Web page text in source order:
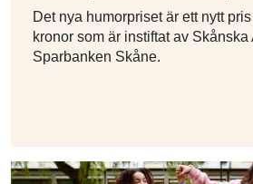
Det nya humorpriset är ett nytt
kronor som är instiftat av
Sparbanken Skåne.